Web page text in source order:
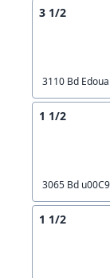
3 1/2
3110 Bd
1 1/2
3065 Bd
1 1/2